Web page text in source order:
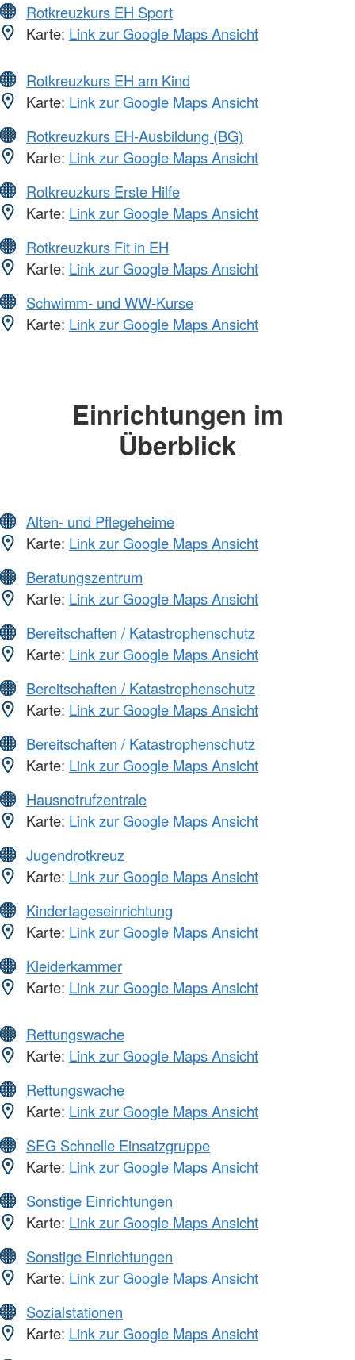
Rotkreuzkurs EH Sport
Karte: Link zur Google Maps Ansicht
Rotkreuzkurs EH am Kind
Karte: Link zur Google Maps Ansicht
Rotkreuzkurs EH-Ausbildung (BG)
Karte: Link zur Google Maps Ansicht
Rotkreuzkurs Erste Hilfe
Karte: Link zur Google Maps Ansicht
Rotkreuzkurs Fit in EH
Karte: Link zur Google Maps Ansicht
Schwimm- und WW-Kurse
Karte: Link zur Google Maps Ansicht
Einrichtungen im
Überblick
Alten- und Pflegeheime
Karte: Link zur Google Maps Ansicht
Beratungszentrum
Karte: Link zur Google Maps Ansicht
Bereitschaften / Katastrophenschutz
Karte: Link zur Google Maps Ansicht
Bereitschaften / Katastrophenschutz
Karte: Link zur Google Maps Ansicht
Bereitschaften / Katastrophenschutz
Karte: Link zur Google Maps Ansicht
Hausnotrufzentrale
Karte: Link zur Google Maps Ansicht
Jugendrotkreuz
Karte: Link zur Google Maps Ansicht
Kindertageseinrichtung
Karte: Link zur Google Maps Ansicht
Kleiderkammer
Karte: Link zur Google Maps Ansicht
Rettungswache
Karte: Link zur Google Maps Ansicht
Rettungswache
Karte: Link zur Google Maps Ansicht
SEG Schnelle Einsatzgruppe
Karte: Link zur Google Maps Ansicht
Sonstige Einrichtungen
Karte: Link zur Google Maps Ansicht
Sonstige Einrichtungen
Karte: Link zur Google Maps Ansicht
Sozialstationen
Karte: Link zur Google Maps Ansicht